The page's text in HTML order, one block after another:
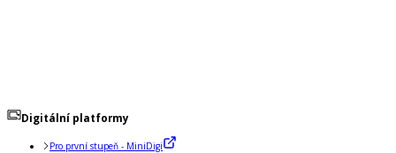
Digitální platformy
Pro první stupeň - MiniDigi